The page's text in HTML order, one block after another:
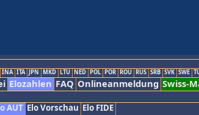
INA ITA JPN MKD LTU NED POL POR ROU RUS SRB SVK SWE
Elozahlen FAQ Onlineanmeldung Swiss-
AUT Elo Vorschau Elo FIDE